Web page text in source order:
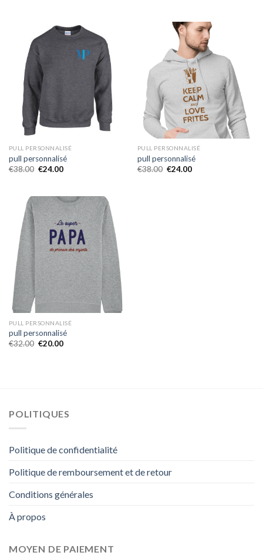
PULL PERSONNALISÉ
pull personnalisé
€38.00 €24.00
PULL PERSONNALISÉ
pull personnalisé
€38.00 €24.00
PULL PERSONNALISÉ
pull personnalisé
€32.00 €20.00
POLITIQUES
Politique de confidentialité
Politique de remboursement et de retour
Conditions générales
À propos
MOYEN DE PAIEMENT